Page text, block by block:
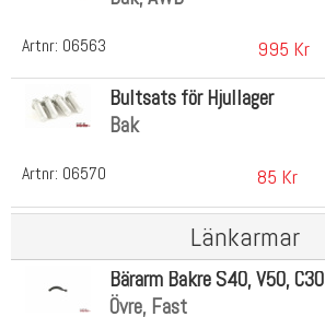
Artnr: 06563 995 Kr
Artnr: 06570
Bultsats för Hjullager
Bak
85 Kr
Länkarmar
Bärarm Bakre S40, V50, C30
Övre, Fast